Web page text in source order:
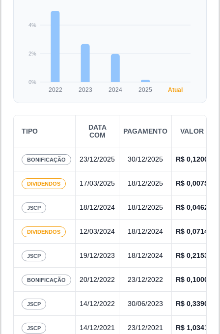
2022 2023 2024 2025 Atual
0%
2%
4%
TIPO
DATA
COM
PAGAMENTO VALOR
BONIFICAÇÃO 23/12/2025 30/12/2025 R$ 0,1200
DIVIDENDOS 17/03/2025 18/12/2025 R$ 0,0075
JSCP 18/12/2024 18/12/2025 R$ 0,0462
DIVIDENDOS 12/03/2024 18/12/2024 R$ 0,0714
JSCP 19/12/2023 18/12/2024 R$ 0,2153
BONIFICAÇÃO 20/12/2022 23/12/2022 R$ 0,1000
JSCP 14/12/2022 30/06/2023 R$ 0,3390
JSCP 14/12/2021 23/12/2021 R$ 1,0341